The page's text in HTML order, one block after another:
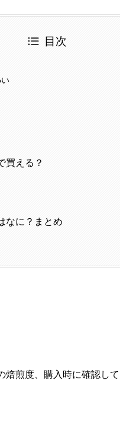
目次
買える？
なに？まとめ
煎度、購入時に確認し